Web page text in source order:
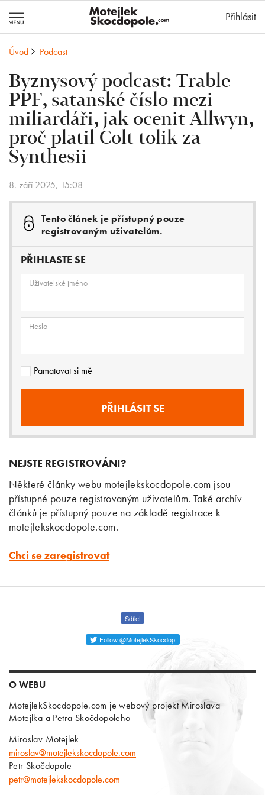
Přihlásit
Úvod Podcast
Byznysový podcast: Trable
PPF, satanské číslo mezi
miliardáři, jak ocenit Allwyn,
proč platil Colt tolik za
Synthesii
8. září 2025, 15:08
Tento článek je přístupný pouze
registrovaným uživatelům.
PŘIHLASTE SE
Uživatelské jméno
Heslo
Pamatovat si mě
NEJSTE REGISTROVÁNI?
Některé články webu motejlekskocdopole.com jsou
přístupné pouze registrovaným uživatelům. Také archív
článků je přístupný pouze na základě registrace k
motejlekskocdopole.com.
Chci se zaregistrovat
Sdílet
Follow @MotejlekSkocdop
O WEBU
MotejlekSkocdopole.com je webový projekt Miroslava
Motejlka a Petra Skočdopoleho
Miroslav Motejlek
miroslav@motejlekskocdopole.com
Petr Skočdopole
petr@motejlekskocdopole.com